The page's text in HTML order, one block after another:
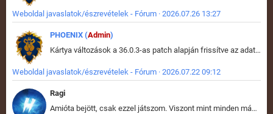
Weboldal javaslatok/észrevételek - Fórum · 2026.07.26 13:27
PHOENIX (Admin)
Kártya változások a 36.0.3-as patch alapján frissítve az adatbázisban (képek is cserélve).
Weboldal javaslatok/észrevételek - Fórum · 2026.07.22 09:12
Ragi
Amióta bejött, csak ezzel játszom. Viszont mint minden más - akár az alapjáték is, ez is baromira összetett lett. Néha már pár kör után is esélytelen az egész. Vagy irreállisan túltápol valaki, vagy lelép a partner, vagy csak hülye mint a segg. És amikor eljönne az én időm, na akkor jön el mindenki másé is. Engem jobban érdekelne, hogy ki milyen ratingen szokott játszani. Na ez lenne egy érdekes adat.